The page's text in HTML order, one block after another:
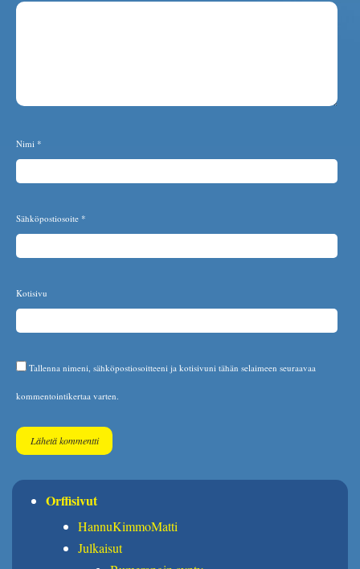
Nimi *
Sähköpostiosoite *
Kotisivu
Tallenna nimeni, sähköpostiosoitteeni ja kotisivuni tähän selaimeen seuraavaa
kommentointikertaa varten.
Orffisivut
HannuKimmoMatti
Julkaisut